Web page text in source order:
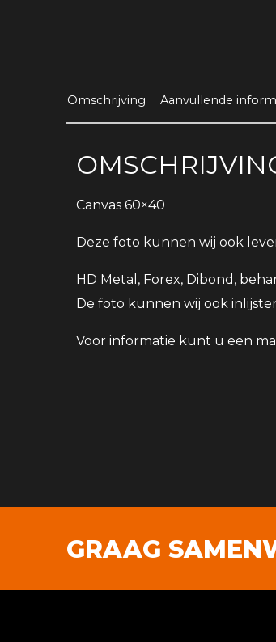
Omschrijving Aanvullende
Canvas 60×40
Deze foto kunnen wij ook
HD Metal, Forex, Dibond,
De foto kunnen wij ook
Voor informatie kunt u een
GRAAG